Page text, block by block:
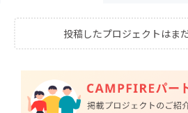
投稿したプロジェクトはま